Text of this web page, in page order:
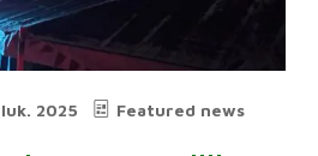
2025 Featured news